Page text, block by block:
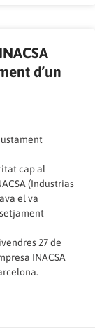
d’un
cap al
(Industrias
el va
27 de
INACSA